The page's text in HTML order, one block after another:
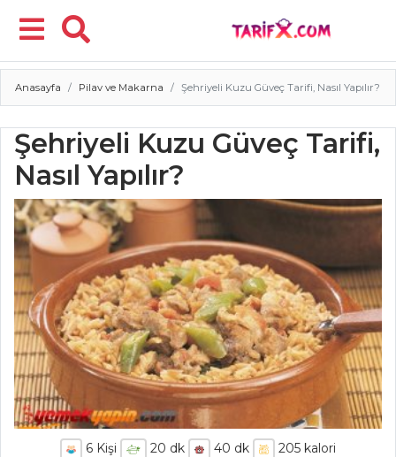
Menü
Anasayfa Pilav ve Makarna Şehriyeli Kuzu Güveç Tarifi, Nasıl Yapılır?
Şehriyeli Kuzu Güveç Tarifi,
Nasıl Yapılır?
6 Kişi 20 dk 40 dk 205kalori